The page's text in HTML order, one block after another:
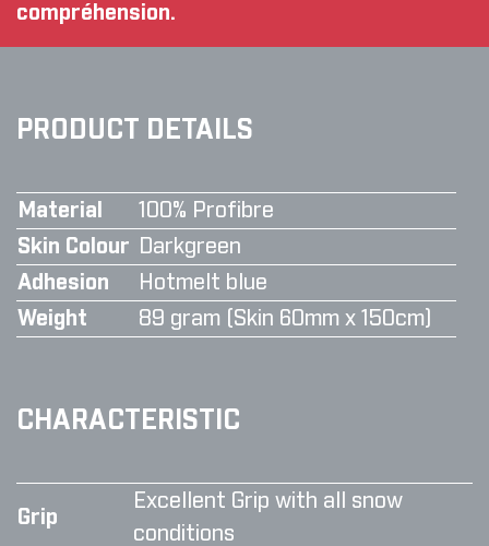
compréhension.
PRODUCT DETAILS
Material
100% Profibre
Skin Colour
Darkgreen
Adhesion
Hotmelt blue
Weight
89 gram (Skin 60mm x 150cm)
CHARACTERISTIC
Grip
Excellent Grip with all snow
conditions